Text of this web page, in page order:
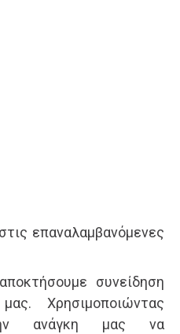
επαναλαμβανόμενες
συνείδηση
Χρησιμοποιώντας
ανάγκη μας να